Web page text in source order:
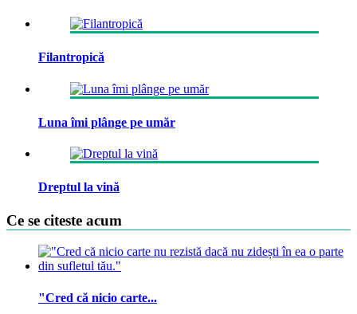
Filantropică
Luna îmi plânge pe umăr
Dreptul la vină
Ce se citeste acum
"Cred că nicio carte...